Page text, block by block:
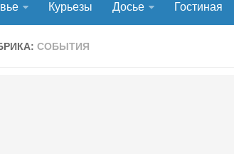
Курьезы Досье Гостиная
СОБЫТИЯ